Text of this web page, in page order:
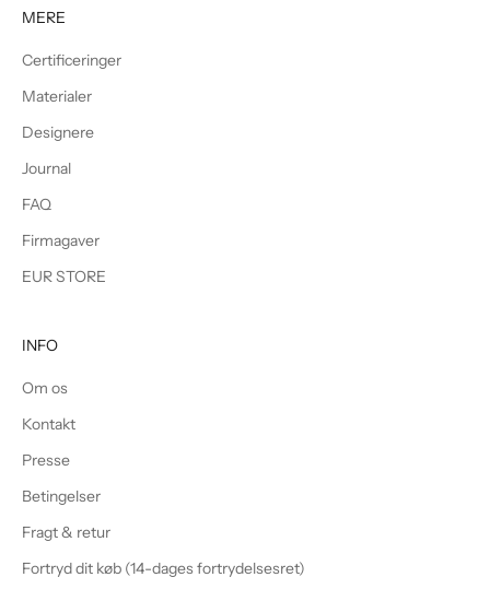
MERE
Certificeringer
Materialer
Designere
Journal
FAQ
Firmagaver
EUR STORE
INFO
Om os
Kontakt
Presse
Betingelser
Fragt & retur
Fortryd dit køb (14-dages fortrydelsesret)